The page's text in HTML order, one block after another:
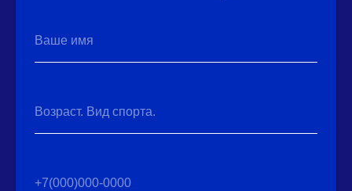
Ваше имя
Возраст. Вид спорта.
+7(000)000-0000